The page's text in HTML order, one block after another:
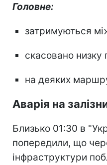
Головне:
затримуються
скасовано низку
на деяких
Аварія на
Близько 01:30 в
попередили, що
інфраструктури